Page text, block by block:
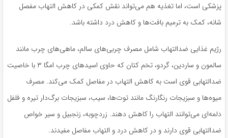
پزشکی است، اما تغذیه هم می‌تواند نقش کمکی در کاهش التهاب مفصل
شانه، کمک به ترمیم بافت‌ها و کاهش درد داشته باشد.
رژیم غذایی ضدالتهاب شامل مصرف چربی‌های سالم، ماهی‌های چرب مانند
سالمون و ساردین، گردو، تخم کتان که حاوی اسیدهای چرب امگا ۳ با خاصیت
ضدالتهابی قوی است به کاهش التهاب در مفاصل کمک می‌کند. مصرف
میوه‌ها و سبزیجات رنگارنگ مانند توت‌ها، سیب، سبزیجات برگ‌دار تیره و فلفل
دلمه‌ای می‌توانند التهاب را کاهش دهند. زردچوبه، زنجبیل و سیر خواص
ضدالتهابی قوی دارند و در کاهش درد و التهاب مفاصل مفیدند.